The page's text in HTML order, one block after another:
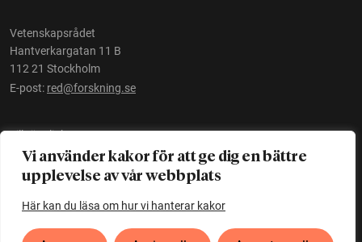
Vi använder kakor för att ge dig en bättre
upplevelse av vår webbplats
Här kan du läsa om hur vi hanterar kakor
Vetenskapsrådet
Hantverkargatan 11 B
112 21 Stockholm
E-post: red@forskning.se
Tillgänglighet
Ett initiativ avVetenskapsrådet